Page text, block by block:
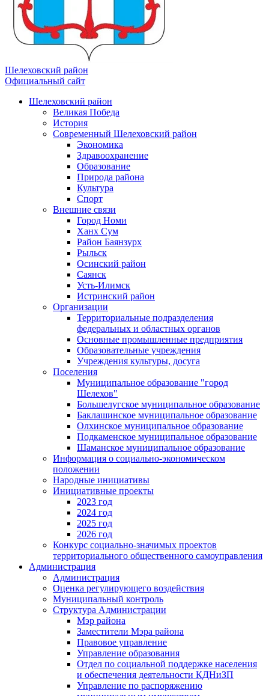
Шелеховский район
Официальный сайт
Шелеховский район
Великая Победа
История
Современный Шелеховский район
Экономика
Здравоохранение
Образование
Природа района
Культура
Спорт
Внешние связи
Город Номи
Ханх Сум
Район Баянзурх
Рыльск
Осинский район
Саянск
Усть-Илимск
Истринский район
Организации
Территориальные подразделения
федеральных и областных органов
Основные промышленные предприятия
Образовательные учреждения
Учреждения культуры, досуга
Поселения
Муниципальное образование "город
Шелехов"
Большелугское муниципальное образование
Баклашинское муниципальное образование
Олхинское муниципальное образование
Подкаменское муниципальное образование
Шаманское муниципальное образование
Информация о социально-экономическом
положении
Народные инициативы
Инициативные проекты
2023 год
2024 год
2025 год
2026 год
Конкурс социально-значимых проектов
территориального общественного самоуправления
Администрация
Администрация
Оценка регулирующего воздействия
Муниципальный контроль
Структура Администрации
Мэр района
Заместители Мэра района
Правовое управление
Управление образования
Отдел по социальной поддержке населения
и обеспечения деятельности КДНиЗП
Управление по распоряжению